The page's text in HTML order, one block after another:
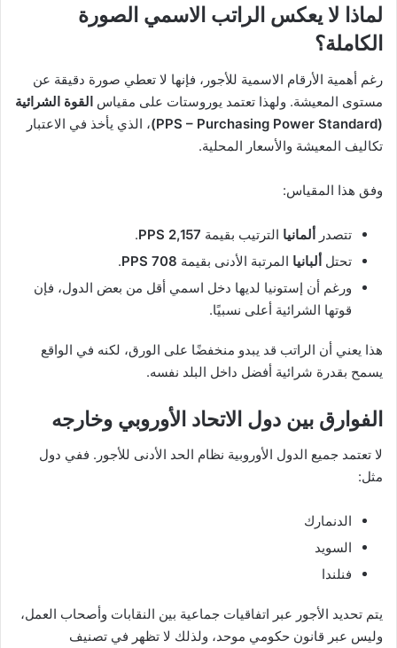
لماذا لا يعكس الراتب الاسمي الصورة
الكاملة؟
رغم أهمية الأرقام الاسمية للأجور، فإنها لا تعطي صورة دقيقة عن
مستوى المعيشة. ولهذا تعتمد يوروستات على مقياس القوة الشرائية
(PPS – Purchasing Power Standard)
، الذي يأخذ في الاعتبار
تكاليف المعيشة والأسعار المحلية.
وفق هذا المقياس:
تتصدر ألمانيا الترتيب بقيمة 2,157 PPS
.
تحتل ألبانيا المرتبة الأدنى بقيمة 708 PPS
.
ورغم أن إستونيا لديها دخل اسمي أقل من بعض الدول، فإن
قوتها الشرائية أعلى نسبيًا.
هذا يعني أن الراتب قد يبدو منخفضًا على الورق، لكنه في الواقع
يسمح بقدرة شرائية أفضل داخل البلد نفسه.
الفوارق بين دول الاتحاد الأوروبي وخارجه
لا تعتمد جميع الدول الأوروبية نظام الحد الأدنى للأجور. ففي دول
مثل:
الدنمارك
السويد
فنلندا
يتم تحديد الأجور عبر اتفاقيات جماعية بين النقابات وأصحاب العمل،
وليس عبر قانون حكومي موحد، ولذلك لا تظهر في تصنيف